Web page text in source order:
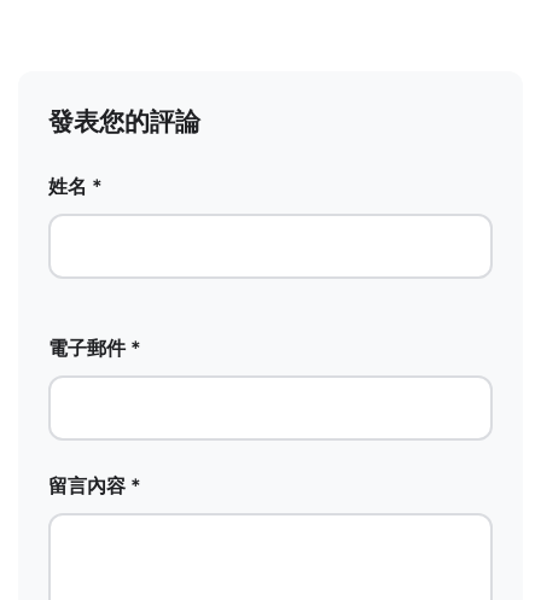
發表您的評論
姓名 *
電子郵件 *
留言內容 *